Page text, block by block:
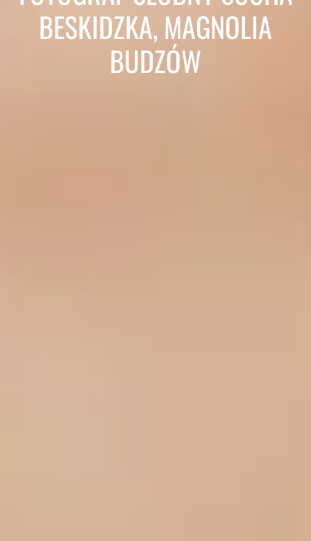
BESKIDZKA, MAGNOLIA
BUDZÓW